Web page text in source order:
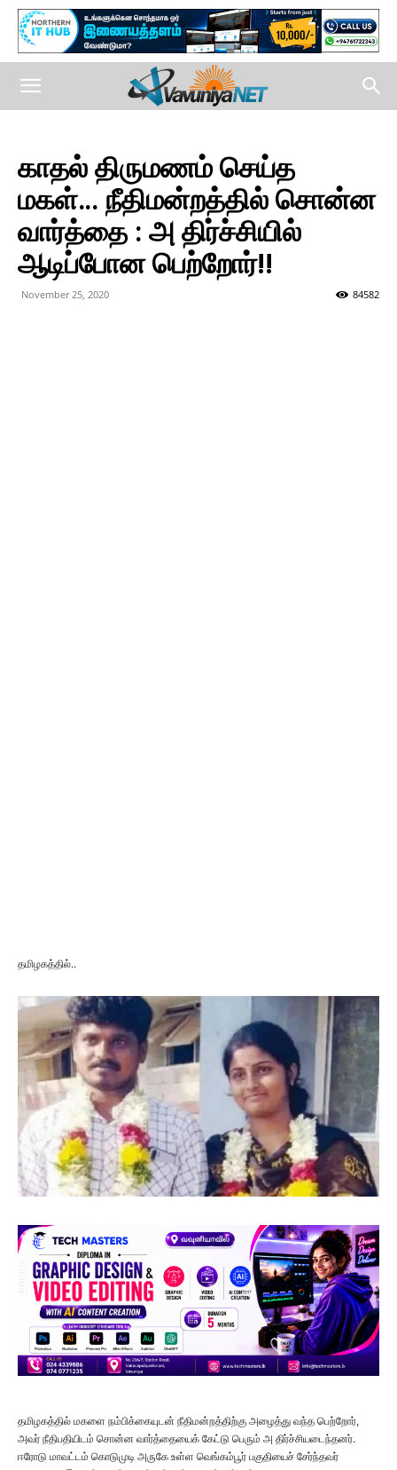
காதல் திருமணம் செய்த
மகள்… நீதிமன்றத்தில் சொன்ன
வார்த்தை : அ திர்ச்சியில்
ஆடிப்போன பெற்றோர்!!
November 25, 2020 84582
தமிழகத்தில்..
தமிழகத்தில் மகளை நம்பிக்கையுடன் நீதிமன்றத்திற்கு அழைத்து வந்த பெற்றோர்,
அவர் நீதிபதியிடம் சொன்ன வார்த்தையைக் கேட்டு பெரும் அ திர்ச்சியடைந்தனர்.
ஈரோடு மாவட்டம் கொடுமுடி அருகே உள்ள வெங்கம்பூர் பகுதியைச் சேர்ந்தவர்